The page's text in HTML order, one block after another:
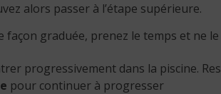
alors passer à l’étape supérieure.
graduée, prenez le temps et ne
progressivement dans la piscine.
pour continuer à progresser